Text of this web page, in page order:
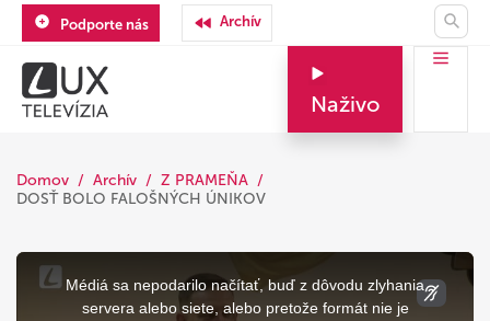
Podporte nás Archív
Naživo
Domov Archív
Z PRAMEŇA
DOSŤ BOLO FALOŠNÝCH ÚNIKOV
This
modal
Médiá sa nepodarilo načítať, buď z dôvodu zlyhania
servera alebo siete, alebo pretože formát nie je